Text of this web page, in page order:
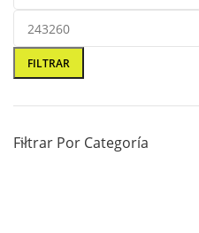
FILTRAR
Filtrar Por Categoría